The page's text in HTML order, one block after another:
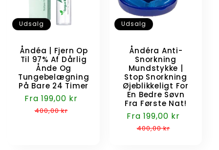
Udsalg
Åndéa | Fjern Op
Til 97% Af Dårlig
Ånde Og
Tungebelægning
På Bare 24 Timer
Udsalgspris
Fra 199,00 kr Normalpris
400,00 kr
Udsalg
Åndéra Anti-
Snorkning
Mundstykke |
Stop Snorkning
Øjeblikkeligt For
En Bedre Søvn
Fra Første Nat!
Udsalgspris
Fra 199,00 kr
400,00 kr